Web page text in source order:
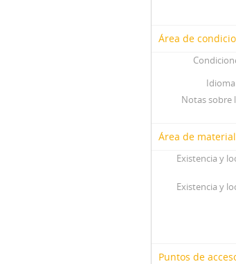
Área de
Notas sobre
Área de
Existencia y
Existencia y
Puntos de